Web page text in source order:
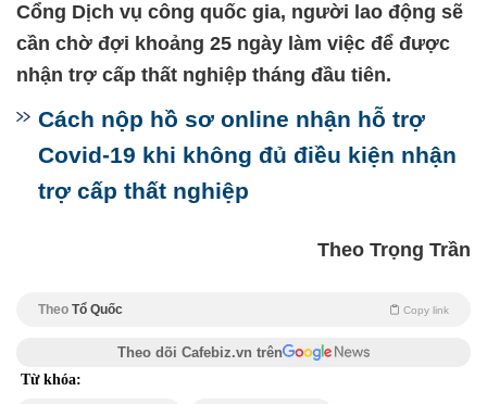
Cổng Dịch vụ công quốc gia, người lao động sẽ
cần chờ đợi khoảng 25 ngày làm việc để được
nhận trợ cấp thất nghiệp tháng đầu tiên.
Cách nộp hồ sơ online nhận hỗ trợ
Covid-19 khi không đủ điều kiện nhận
trợ cấp thất nghiệp
Theo Trọng Trần
Theo Tổ Quốc Copy link
Theo dõi Cafebiz.vn trên
Từ khóa: